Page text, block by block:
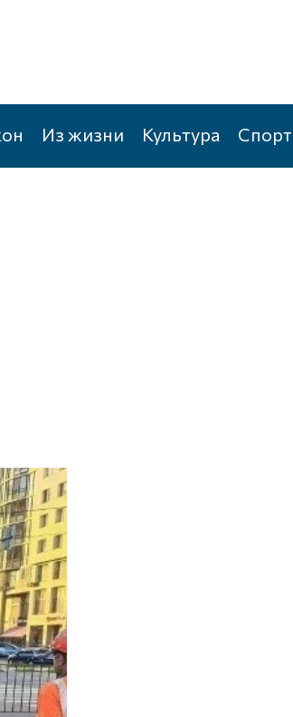
Из жизни Культура Спорт